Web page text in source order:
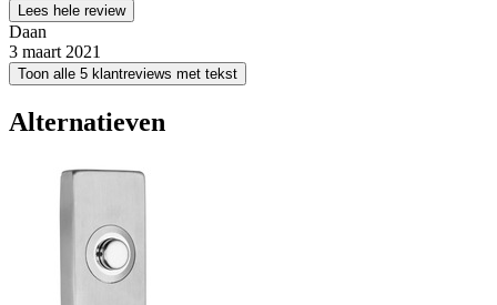
Lees hele review
Daan
3 maart 2021
Toon alle 5 klantreviews met tekst
Alternatieven